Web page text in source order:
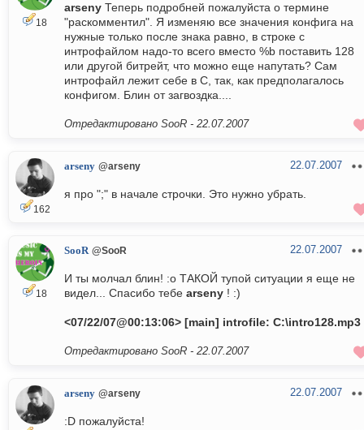
18
arseny Теперь подробней пожалуйста о термине
"раскомментил". Я изменяю все значения конфига на
нужные только после знака равно, в строке с
интрофайлом надо-то всего вместо %b поставить 128
или другой битрейт, что можно еще напутать? Сам
интрофайл лежит себе в С, так, как предполагалось
конфигом. Блин от загвоздка....
Отредактировано SooR - 22.07.2007
162
arseny @arseny 22.07.2007
я про ";" в начале строчки. Это нужно убрать.
18
SooR @SooR 22.07.2007
И ты молчал блин! :o ТАКОЙ тупой ситуации я еще не
видел... Спасибо тебе arseny ! :)
<07/22/07@00:13:06> [main] introfile: C:\intro128.mp3
Отредактировано SooR - 22.07.2007
arseny @arseny 22.07.2007
:D пожалуйста!